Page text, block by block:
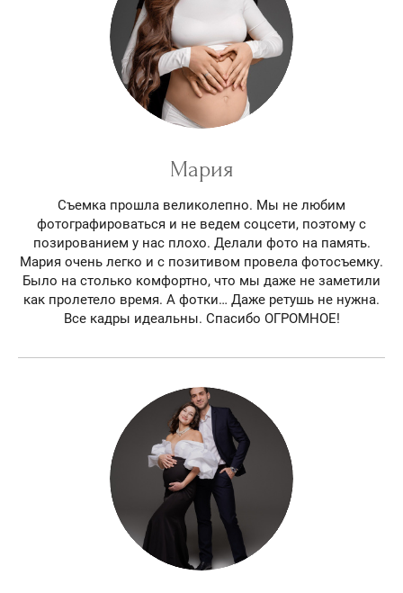
Мария
Съемка прошла великолепно. Мы не любим
фотографироваться и не ведем соцсети, поэтому с
позированием у нас плохо. Делали фото на память.
Мария очень легко и с позитивом провела фотосъемку.
Было на столько комфортно, что мы даже не заметили
как пролетело время. А фотки… Даже ретушь не нужна.
Все кадры идеальны. Спасибо ОГРОМНОЕ!